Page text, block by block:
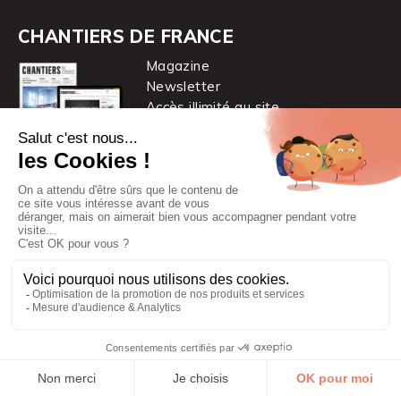
CHANTIERS DE FRANCE
Magazine
Newsletter
Accès illimité au site
Chantiers de France est une marque
| Mentions légales
Protection des données personnelles
Cookies